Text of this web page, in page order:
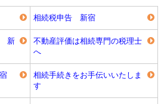
相続税申告 新宿
新
不動産評価は相続専門の税理士
へ
相続手続きをお手伝いいたしま
す